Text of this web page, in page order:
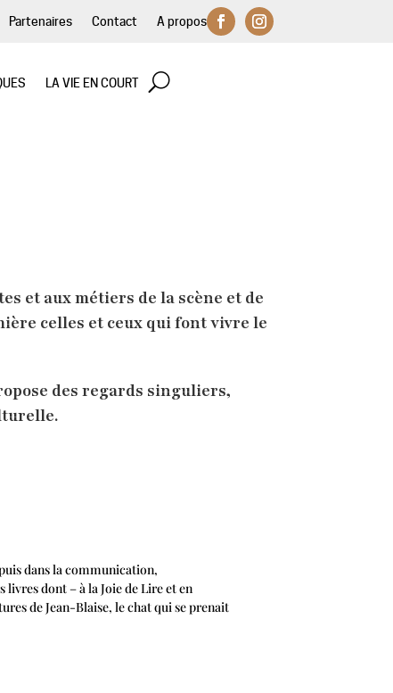
Partenaires Contact A propos
LA VIE EN COURT
et aux métiers de la scène et de
celles et ceux qui font vivre le
des regards singuliers,
dans la communication,
dont – à la Joie de Lire et en
de Jean-Blaise, le chat qui se prenait